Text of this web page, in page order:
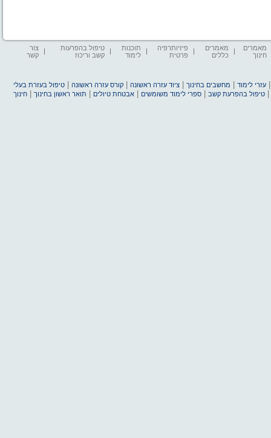
מאמרים
חינוך
מאמרים
כללים
פיזיותרפיה
פרטית
תוכנות
לימוד
טיפול בהפרעות
קשב וריכוז
צור
קשר
עזרי לימוד מחשבים בחינוך |ציוד עזרה ראשונה |קורס עזרה ראשונה |טיפול בעזרת בעלי
|טיפול בהפרעת קשב |ספרי לימוד משומשים |אבטחת טיולים תואר ראשון בחינוך |חינוך